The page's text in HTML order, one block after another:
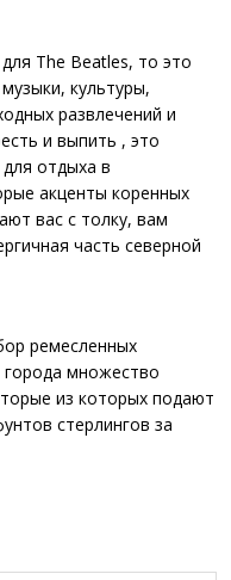
The Beatles, то это
культуры,
развлечений и
и выпить , это
отдыха в
акценты коренных
вас с толку, вам
часть северной
ремесленных
города множество
из которых подают
стерлингов за